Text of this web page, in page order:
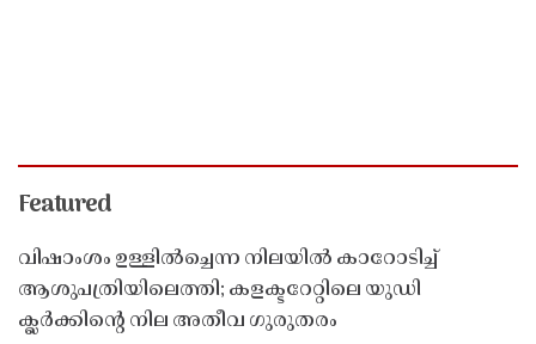
Featured
വിഷാംശം ഉള്ളിൽച്ചെന്ന നിലയിൽ കാറോടിച്ച്
ആശുപത്രിയിലെത്തി; കളക്ടറേറ്റിലെ യുഡി
ക്ലർക്കിൻ്റെ നില അതീവ ഗുരുതരം